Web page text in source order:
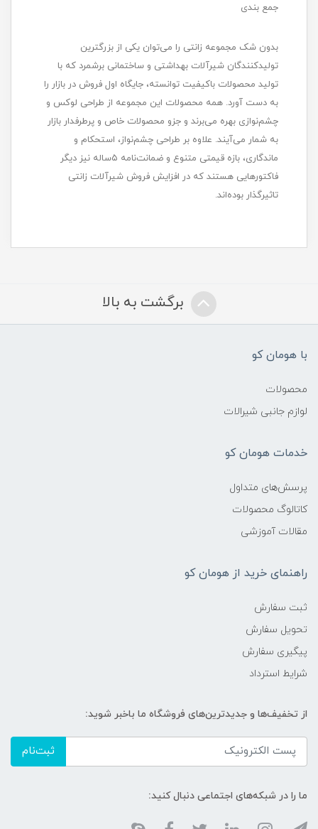
جمع بندی
بدون شک مجموعه زانتی را می‌توان یکی از بزرگترین
تولیدکنندگان شیرآلات بهداشتی و ساختمانی برشمرد که با
تولید محصولات باکیفیت توانسته، جایگاه اول فروش در بازار را
به دست آورد. همه محصولات این مجموعه از طراحی لوکس و
چشم‌نوازی بهره می‌برند و جزو محصولات خاص و پرطرفدار بازار
به شمار می‌آیند. علاوه بر طراحی چشم‌نواز، استحکام و
ماندگاری، بازه قیمتی متنوع و ضمانت‌نامه ۵ساله نیز دیگر
فاکتورهایی هستند که در افزایش فروش شیرآلات زانتی
تاثیرگذار بوده‌اند.
برگشت به بالا
با هومان کو
محصولات
لوازم جانبی شیرالات
خدمات هومان کو
پرسش‌های متداول
کاتالوگ محصولات
مقالات آموزشی
راهنمای خرید از هومان کو
ثبت سفارش
تحویل سفارش
پیگیری سفارش
شرایط استرداد
از تخفیف‌ها و جدیدترین‌های فروشگاه ما باخبر شوید:
ثبت‌نام
ما را در شبکه‌های اجتماعی دنبال کنید: